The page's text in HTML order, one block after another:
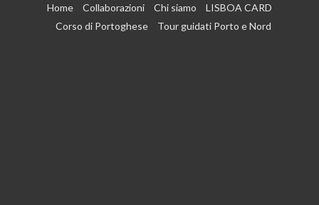
Home Collaborazioni Chi siamo
LISBOA CARD
Corso di Portoghese
Tour guidati Porto e Nord